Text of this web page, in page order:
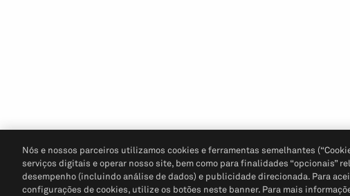
Nós e nossos parceiros utilizamos cookies e ferramentas semelhantes
serviços digitais e operar nosso site, bem como para finalidades “opcionais”
desempenho (incluindo análise de dados) e publicidade direcionada. Para
configurações de cookies, utilize os botões neste banner. Para mais